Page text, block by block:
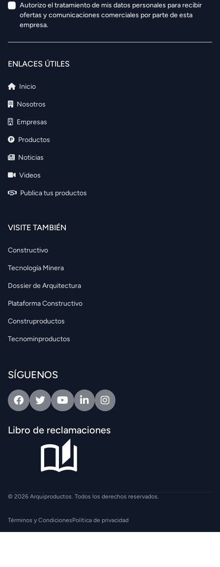
Autorizo el tratamiento de mis datos personales para recibir
ofertas y comunicaciones comerciales por parte de esta
empresa.
ENLACES ÚTILES
Inicio
Nosotros
Empresas
Productos
Noticias
Videos
Publica tus productos
VISITE TAMBIÉN
Constructivo
Tecnología Minera
Dossier de Arquitectura
Plataforma Constructivo
Construproductos
Tecnominproductos
SÍGUENOS
FacebookTwitterYoutubeLinkedinIntagram
Libro de reclamaciones
© 2026 Arquiproductos. Todos los derechos reservados.
Términos y CondicionesPolítica de privacidad